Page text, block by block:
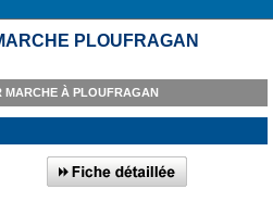
PLOUFRAGAN
MARCHE À PLOUFRAGAN